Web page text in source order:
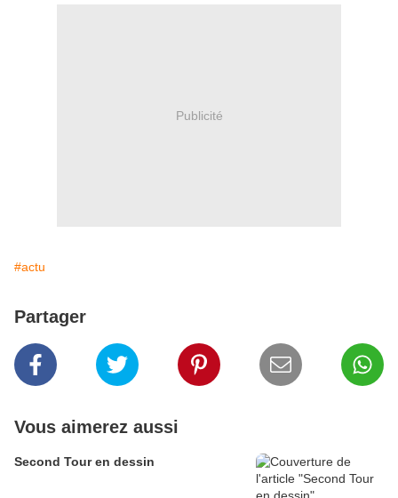
Publicité
#actu
Partager
Vous aimerez aussi
Second Tour en dessin